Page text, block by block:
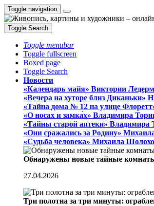
Toggle navigation
Toggle Search
Toggle menubar
Toggle fullscreen
Boxed page
Toggle Search
Новости
«Календарь майя» Виктории
«Вечера на хуторе близ Диканьки»
«Тайна дома № 12 на улице
«О носах и замка́х» Владимира
«Тайны старой аптеки» Владимира
«Они сражались за Родину»
«Судьба человека» Михаила
Обнаружены новые тайные
27.04.2026
Три полотна за три минуты: